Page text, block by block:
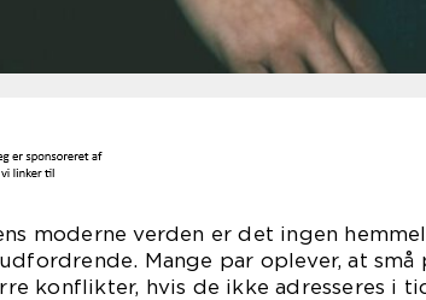
moderne verden er det ingen
Mange par oplever, at
konflikter, hvis de ikke adresseres i